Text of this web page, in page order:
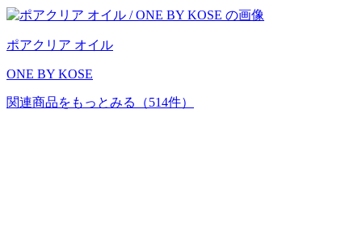
ポアクリア オイル
ONE BY KOSE
関連商品をもっとみる （514件）